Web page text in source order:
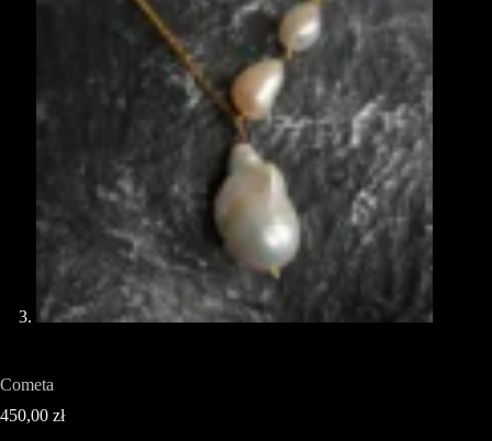
Cometa
450,00 zł